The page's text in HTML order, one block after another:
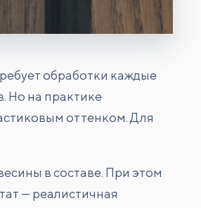
обработки каждые
Но на практике
оттенком. Для
в составе. При этом
— реалистичная